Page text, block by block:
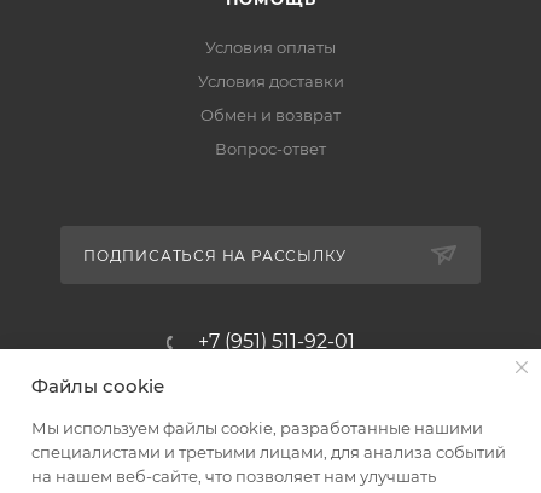
Условия оплаты
Условия доставки
Обмен и возврат
Вопрос-ответ
ПОДПИСАТЬСЯ НА РАССЫЛКУ
+7 (951) 511-92-01
Магазин-склад ТЦ "Альтус"
Ростовская обл, Аксайский р-н,
пос. Янтарный, Малое Зеленое
Файлы cookie
Мы используем файлы cookie, разработанные нашими
специалистами и третьими лицами, для анализа событий
на нашем веб-сайте, что позволяет нам улучшать